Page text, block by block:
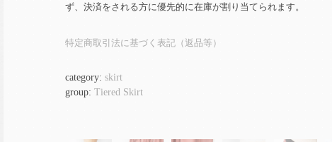
ず、決済をされる方に優先的に在庫が割り当てられます。
特定商取引法に基づく表記（返品等）
category: skirt
group: Tiered Skirt